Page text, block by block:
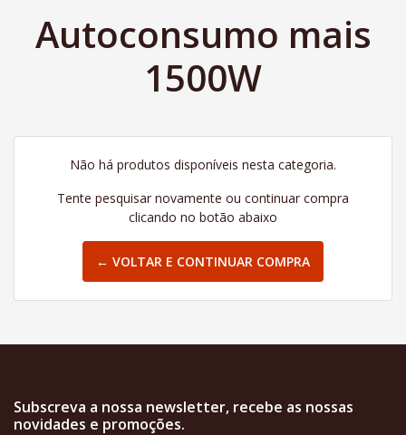
Autoconsumo mais
1500W
Não há produtos disponíveis nesta categoria.
Tente pesquisar novamente ou continuar compra
clicando no botão abaixo
← VOLTAR E CONTINUAR COMPRA
Subscreva a nossa newsletter, recebe as nossas
novidades e promoções.